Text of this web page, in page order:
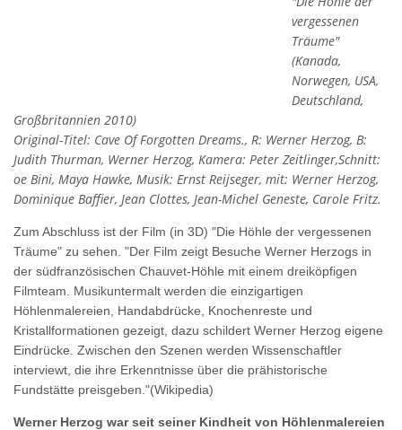
vergessenen
Träume"
(Kanada,
Norwegen, USA,
Deutschland,
Großbritannien 2010)
Original-Titel: Cave Of Forgotten Dreams., R: Werner Herzog, B:
Judith Thurman, Werner Herzog, Kamera: Peter Zeitlinger,Schnitt:
oe Bini, Maya Hawke, Musik: Ernst Reijseger, mit: Werner Herzog,
Dominique Baffier, Jean Clottes, Jean-Michel Geneste, Carole Fritz.
Zum Abschluss ist der Film (in 3D) "Die Höhle der vergessenen
Träume" zu sehen. "Der Film zeigt Besuche Werner Herzogs in
der südfranzösischen Chauvet-Höhle mit einem dreiköpfigen
Filmteam. Musikuntermalt werden die einzigartigen
Höhlenmalereien, Handabdrücke, Knochenreste und
Kristallformationen gezeigt, dazu schildert Werner Herzog eigene
Eindrücke. Zwischen den Szenen werden Wissenschaftler
interviewt, die ihre Erkenntnisse über die prähistorische
Fundstätte preisgeben."(Wikipedia)
Werner Herzog war seit seiner Kindheit von Höhlenmalereien